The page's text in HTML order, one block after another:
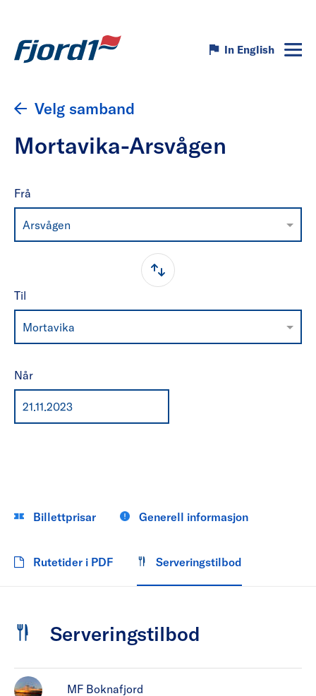
In English
Velg samband
Mortavika-Arsvågen
Frå
Arsvågen
Til
Mortavika
Når
Billettprisar Generell informasjon
Rutetider i PDF Serveringstilbod
Serveringstilbod
MF Boknafjord